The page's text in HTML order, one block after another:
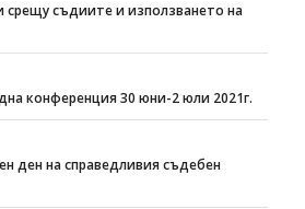
срещу съдиите и използването на
конференция 30 юни-2 юли 2021г.
ден на справедливия съдебен